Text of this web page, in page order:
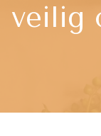
veilig